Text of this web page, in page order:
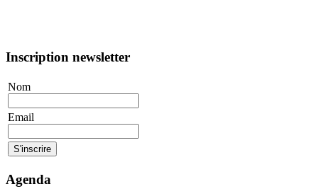
Inscription newsletter
Nom
Email
Agenda